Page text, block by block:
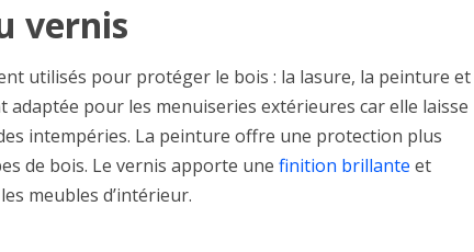
vernis
utilisés pour protéger le bois : la lasure, la peinture et
pour les menuiseries extérieures car elle laisse
intempéries. La peinture offre une protection plus
de bois. Le vernis apporte une finition brillante et
meubles d’intérieur.